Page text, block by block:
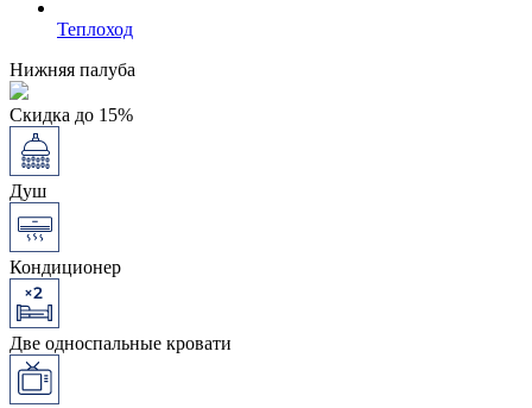
Теплоход
Нижняя палуба
Скидка до 15%
Душ
Кондиционер
Две односпальные кровати